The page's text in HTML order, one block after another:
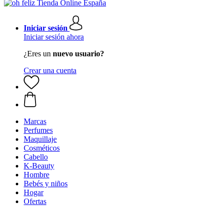
Iniciar sesión
Iniciar sesión ahora
¿Eres un nuevo usuario?
Crear una cuenta
Marcas
Perfumes
Maquillaje
Cosméticos
Cabello
K-Beauty
Hombre
Bebés y niños
Hogar
Ofertas